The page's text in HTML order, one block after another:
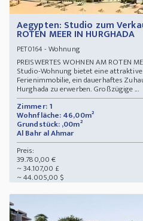
Aegypten: Studio zum
ROTEN MEER IN HURGHADA
PET0164- Wohnung
PREISWERTES WOHNEN AM ROTEN
Studio-Wohnung bietet eine
Ferienimmobilie, ein dauerhaftes
Hurghada zu erwerben. Großzügige ...
Zimmer: 1
Wohnfläche: 46,00m²
Grundstück: ,00m²
Al Bahr al Ahmar
Preis:
39.780,00 €
~ 34.107,00 £
~ 44.005,00 $